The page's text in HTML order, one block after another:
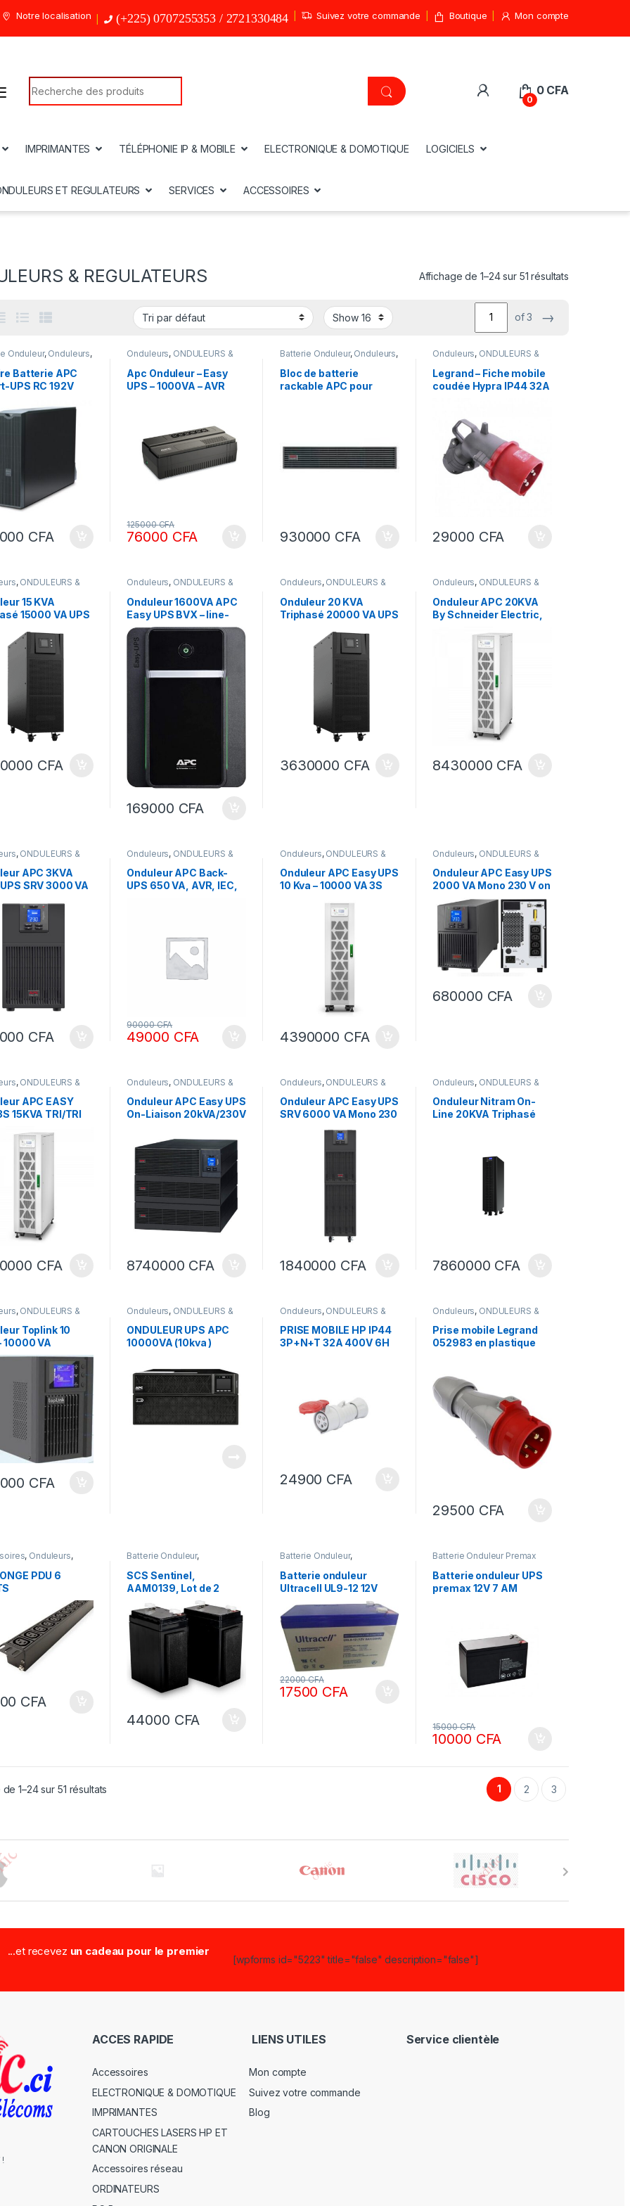
Notre localisation (+225) 0707255353 / 2721330484 Suivez votre commande Boutique Mon compte
Search for:
0
0 CFA
IMPRIMANTES TÉLÉPHONIE IP & MOBILE ELECTRONIQUE & DOMOTIQUE LOGICIELS
ET REGULATEURS SERVICES ACCESSOIRES
& REGULATEURS Affichage de 1–24 sur 51 résultats
of 3 →
Onduleur, Onduleurs,
Batterie APC
UPS RC 192V
CFA
Onduleurs, ONDULEURS &
Apc Onduleur – Easy
UPS – 1000VA – AVR
76000 CFA
125000CFA
Batterie Onduleur, Onduleurs,
REGULATEURS
Bloc de batterie
rackable APC pour
930000 CFA
Onduleurs, ONDULEURS &
Legrand – Fiche mobile
coudée Hypra IP44 32A
29000 CFA
, ONDULEURS &
15 KVA
15000 VA UPS
CFA
Onduleurs, ONDULEURS &
Onduleur 1600VA APC
Easy UPS BVX – line-
interactive, 230V –
Prises IEC
169000 CFA
Onduleurs, ONDULEURS &
Onduleur 20 KVA
Triphasé 20000 VA UPS
3630000 CFA
Onduleurs, ONDULEURS &
Onduleur APC 20KVA
By Schneider Electric,
E3SUPS20KHB1 , +
Batteries internes
8430000 CFA
, ONDULEURS &
APC 3KVA
SRV 3000 VA
CFA
Onduleurs, ONDULEURS &
REGULATEURS
Onduleur APC Back-
UPS 650 VA, AVR, IEC,
49000 CFA
90000CFA
Onduleurs, ONDULEURS &
REGULATEURS
Onduleur APC Easy UPS
10 Kva – 10000 VA 3S
400 V – Schneider
Electric triphasé
4390000 CFA
Onduleurs, ONDULEURS &
REGULATEURS
Onduleur APC Easy UPS
2000 VA Mono 230 V on
680000 CFA
, ONDULEURS &
APC EASY
15KVA TRI/TRI
CFA
Onduleurs, ONDULEURS &
Onduleur APC Easy UPS
On-Liaison 20kVA/230V
SRV20KRILRK
8740000 CFA
Onduleurs, ONDULEURS &
Onduleur APC Easy UPS
SRV 6000 VA Mono 230
1840000 CFA
Onduleurs, ONDULEURS &
Onduleur Nitram On-
Line 20KVA Triphasé
7860000 CFA
, ONDULEURS &
Toplink 10
10000 VA
CFA
Onduleurs, ONDULEURS &
ONDULEUR UPS APC
10000VA (10kva )
Onduleurs, ONDULEURS &
PRISE MOBILE HP IP44
3P+N+T 32A 400V 6H
24900 CFA
Onduleurs, ONDULEURS &
Prise mobile Legrand
052983 en plastique
29500 CFA
, Onduleurs,
LAPTOP
PDU 6
CFA
Batterie Onduleur,
DOMOTIQUE,ONDULEURS &
REGULATEURS,Portails
motorisés
SCS Sentinel,
AAM0139, Lot de 2
batteries de secours
2,2 Ah 12/24 V (pour
modèles 2),
BatteryGate 2
44000 CFA
Batterie Onduleur,
REGULATEURS
Batterie onduleur
Ultracell UL9-12 12V
Rechargeable
17500 CFA
22000CFA
Batterie Onduleur Premax
Batterie onduleur UPS
premax 12V 7 AM
10000 CFA
15000CFA
1–24 sur 51 résultats 1 2 3
...et recevez un cadeau pour le premier
[wpforms id="5223" title="false" description="false"]
ACCES RAPIDE
Accessoires
ELECTRONIQUE & DOMOTIQUE
IMPRIMANTES
CARTOUCHES LASERS HP ET
CANON ORIGINALE
Accessoires réseau
ORDINATEURS
LIENS UTILES
Mon compte
Suivez votre commande
Blog
Service clientèle